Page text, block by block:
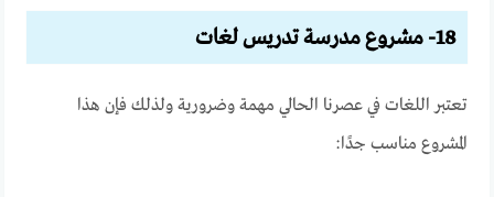
18- مشروع مدرسة تدريس لغات
تعتبر اللغات في عصرنا الحالي مهمة وضرورية ولذلك فإن هذا
المشروع مناسب جدًا: